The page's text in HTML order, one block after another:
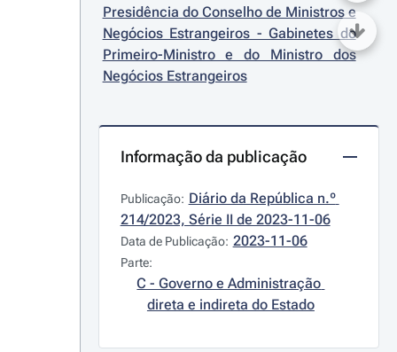
Presidência do Conselho de Ministros e
Negócios Estrangeiros - Gabinetes do
Primeiro-Ministro e do Ministro dos
Negócios Estrangeiros
Informação da publicação
Publicação: Diário da República n.º
214/2023, Série II de 2023-11-06
Data de Publicação: 2023-11-06
Parte:
C - Governo e Administração
direta e indireta do Estado